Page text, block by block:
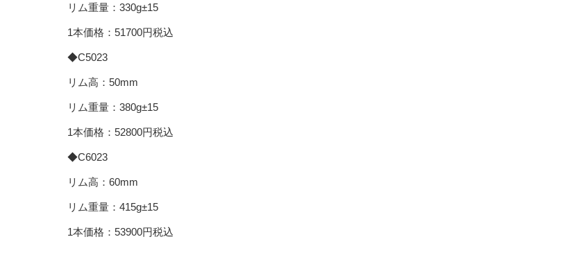
リム重量：330g±15
1本価格：51700円税込
◆C5023
リム高：50mm
リム重量：380g±15
1本価格：52800円税込
◆C6023
リム高：60mm
リム重量：415g±15
1本価格：53900円税込